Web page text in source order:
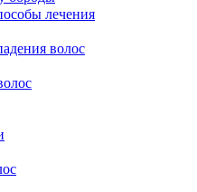
лечения
волос